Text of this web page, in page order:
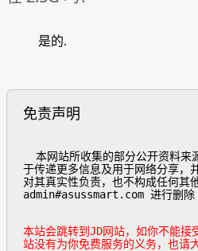
是的.
免责声明
于传递更多信息及用于网络分享，
对其真实性负责，也不构成任何其
admin#asussmart.com 进行删除
本站会跳转到JD网站，如你不能接
站没有为你免费服务的义务，也请